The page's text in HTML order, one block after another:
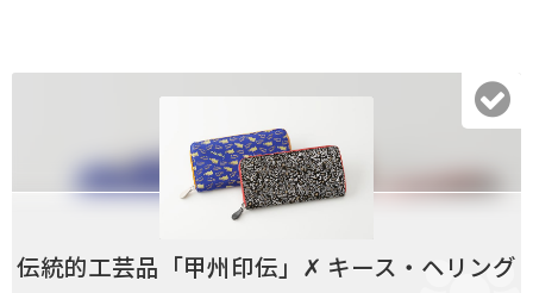
伝統的工芸品「甲州印伝」✗ キース・ヘリング